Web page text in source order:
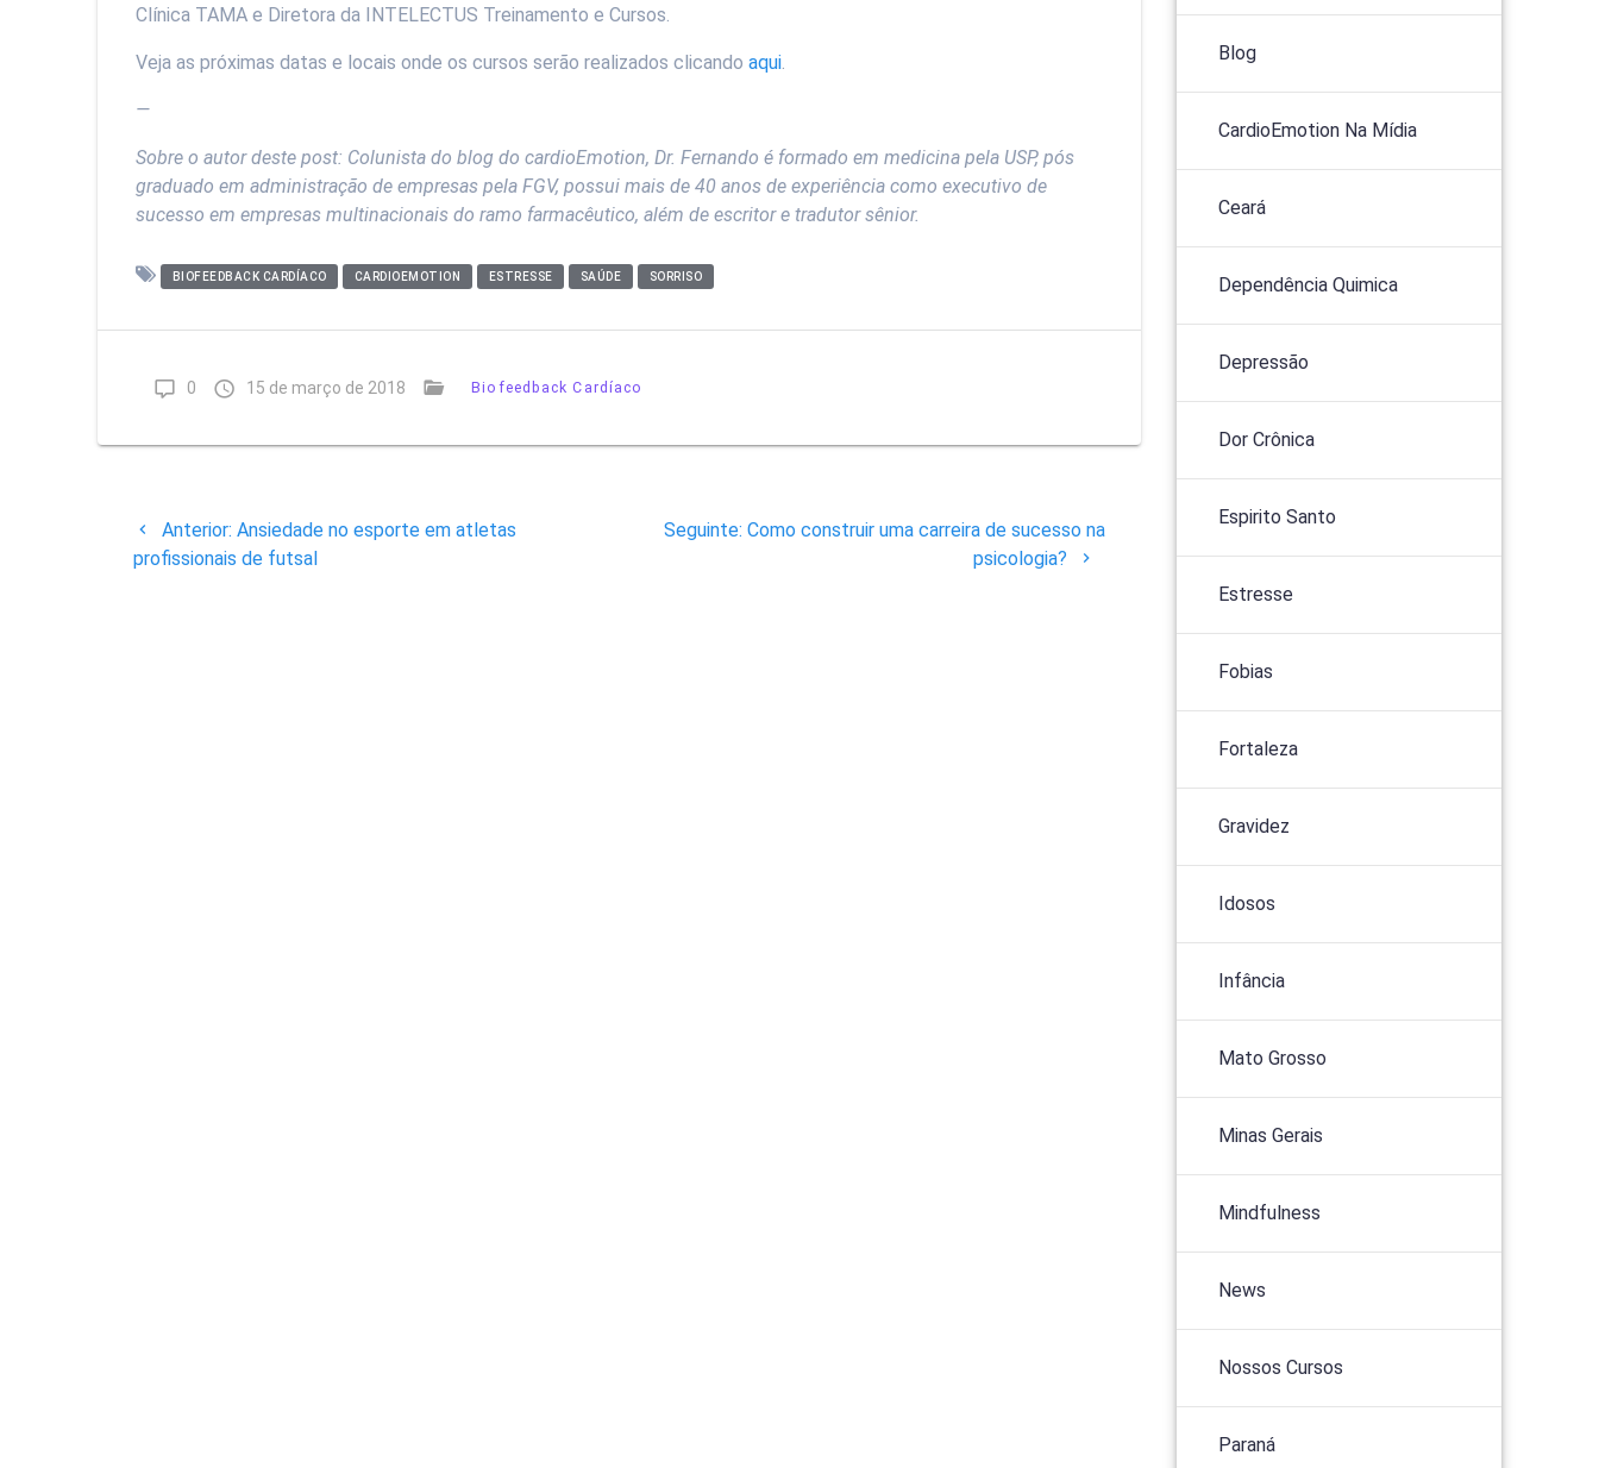
Clínica TAMA e Diretora da INTELECTUS Treinamento e Cursos.
Veja as próximas datas e locais onde os cursos serão realizados clicandoaqui.
—
Sobre o autor deste post: Colunista do blog do cardioEmotion, Dr. Fernando é formado em medicina pela USP, pós
graduado em administração de empresas pela FGV, possui mais de 40 anos de experiência como executivo de
sucesso em empresas multinacionais do ramo farmacêutico, além de escritor e tradutor sênior.
BIOFEEDBACK CARDÍACO CARDIOEMOTION ESTRESSE SAÚDE SORRISO
0 15 de março de 2018 Biofeedback Cardíaco
Navegação
de
Anterior: Post
anterior:
Ansiedade no esporte em atletas
profissionais de futsal
Seguinte: Post
Como construir uma carreira de sucesso na
psicologia?
Blog
CardioEmotion Na Mídia
Ceará
Dependência Quimica
Depressão
Dor Crônica
Espirito Santo
Estresse
Fobias
Fortaleza
Gravidez
Idosos
Infância
Mato Grosso
Minas Gerais
Mindfulness
News
Nossos Cursos
Paraná